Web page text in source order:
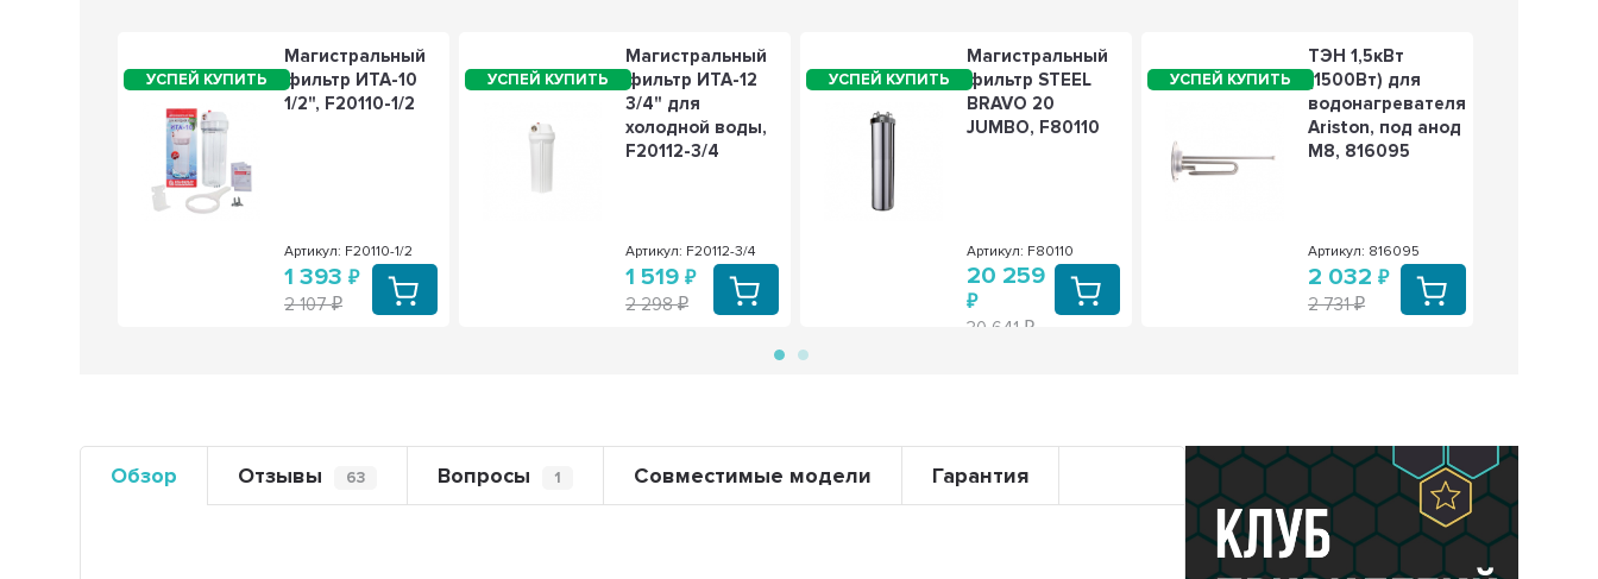
Магистральный
фильтр ИТА-10
1/2", F20110-1/2
Артикул: F20110-1/2
1 393
2 107
Магистральный
фильтр ИТА-12
3/4" для
холодной воды,
F20112-3/4
Артикул: F20112-3/4
1 519
2 298
Магистральный
фильтр STEEL
BRAVO 20
JUMBO, F80110
Артикул: F80110
20 259
30 641
ТЭН 1,5кВт
(1500Вт) для
водонагревателя
Ariston, под анод
М8, 816095
Артикул: 816095
2 032
2 731
Обзор Отзывы 63 Вопросы 1 Совместимые модели Гарантия